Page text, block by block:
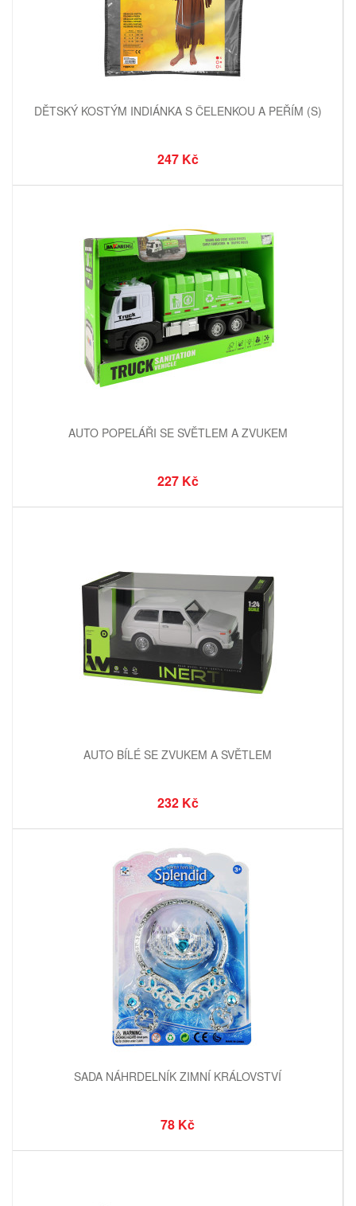
DĚTSKÝ KOSTÝM INDIÁNKA S ČELENKOU A PEŘÍM (S)
247 Kč
AUTO POPELÁŘI SE SVĚTLEM A ZVUKEM
227 Kč
AUTO BÍLÉ SE ZVUKEM A SVĚTLEM
232 Kč
SADA NÁHRDELNÍK ZIMNÍ KRÁLOVSTVÍ
78 Kč